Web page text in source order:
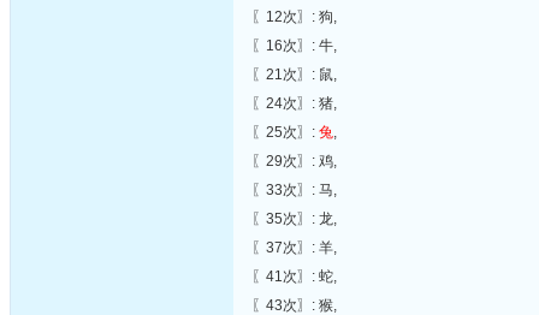
〖12次〗: 狗,
〖16次〗: 牛,
〖21次〗: 鼠,
〖24次〗: 猪,
〖25次〗: 兔,
〖29次〗: 鸡,
〖33次〗: 马,
〖35次〗: 龙,
〖37次〗: 羊,
〖41次〗: 蛇,
〖43次〗: 猴,